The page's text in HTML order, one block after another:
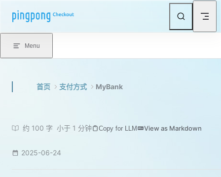
Skip to content
Menu
首页 支付方式 MyBank
约 100 字 小于 1 分钟 Copy for LLM View as Markdown
2025-06-24